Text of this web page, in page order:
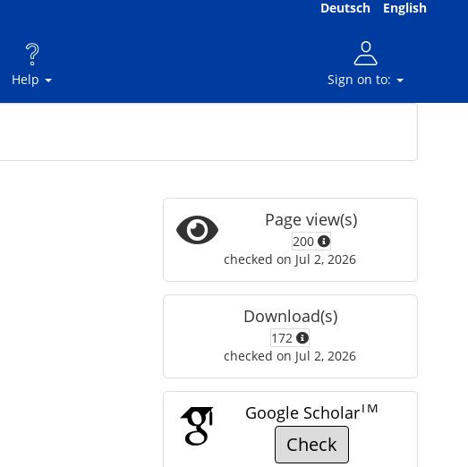
Deutsch English
Help Sign on to:
Page view(s)
200
checked on Jul 2, 2026
Download(s)
172
checked on Jul 2, 2026
Google ScholarTM
Check